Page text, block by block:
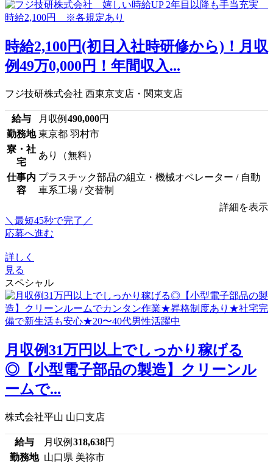
時給2,100円(初日入社時研修から)！月収
例49万0,000円！年間収入...
フジ技研株式会社 西東京支店・関東支店
給与 月収例 490,000円
勤務地 東京都 羽村市
寮・社
宅
あり（無料）
仕事内
容
プラスチック部品の組立・機械オペレーター / 自動
車系工場 / 交替制
詳細を表示
＼最短45秒で完了／
応募へ進む
詳しく
見る
スペシャル
月収例31万円以上でしっかり稼げる
◎【小型電子部品の製造】クリーンル
ームで...
株式会社平山 山口支店
給与 月収例 318,638円
勤務地 山口県 美祢市